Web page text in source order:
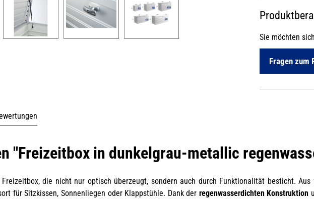
Sie möchten
Fragen zum
"Freizeitbox in dunkelgrau-metallic
die nicht nur optisch überzeugt, sondern auch durch Funktionalität besticht.
für Sitzkissen, Sonnenliegen oder Klappstühle. Dank der regenwasserdichten Konstruktion